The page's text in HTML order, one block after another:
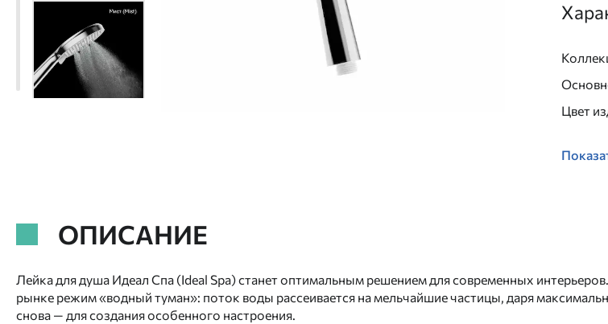
Цвет
ОПИСАНИЕ
Лейка для душа Идеал Спа (Ideal Spa) станет оптимальным решением для современных
рынке режим «водный туман»: поток воды рассеивается на мельчайшие частицы, даря
снова — для создания особенного настроения.